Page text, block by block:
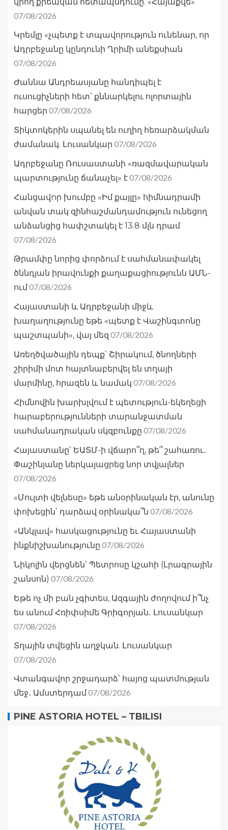
07/08/2026
Կրեմլը «չպետք է տպավորություն ունենար, որ
Ադրբեջանը կընդունի Ղրիմի անեքսիան
07/08/2026
Ժաննա Անդրեասյանը հանդիպել է
ուսուցիչների հետ՝ քննարկելու ոլորտային
հարցեր 07/08/2026
Տիկտոկերին սպանել են ուղիղ հեռարձակման
ժամանակ. Լուսանկար 07/08/2026
Ադրբեջանը Ռուսաստանի «ռազմավարական
պարտությունը ճանաչել» է07/08/2026
Հանցավnր խումբը «Իմ քայլը» հիմնադրամի
անվան տակ զինհաշմանդամություն ունեցող
անձանցից հափշտակել է 13.8 մլն դրամ
07/08/2026
Թրամփը նորից փորձում է սահմանափակել
ծննդյան իրավունքի քաղաքացիությունն ԱՄՆ-
ում07/08/2026
Հայաստանի և Ադրբեջանի միջև
խաղաղությունը եթե «պետք է Վաշինգտոնը
պաշտպանի», վայ մեզ 07/08/2026
Առեղծվածային դեպք՝ Շիրակում, ծնողների
շիրիմի մոտ հայտնաբերվել են տղայի
մարմինը, հրազեն և նամակ 07/08/2026
Հիմնովին խարխլվում է պետություն-եկեղեցի
հարաբերությունների տարանջատման
սահմանադրական սկզբունքը 07/08/2026
Հայաստանը՝ ԵԱՏՄ-ի վճարո՞ղ, թե՞ շահառու․
Փաշինյանը ներկայացրեց նոր տվյալներ
07/08/2026
«Մուլտի վելնեսը» եթե անօրինական էր, անունը
փոխեցին՝ դարձավ օրինակա՞ն 07/08/2026
«Անկլավ» հասկացությունը եւ Հայաստանի
ինքնիշխանությունը 07/08/2026
Նիկոլին վերցնեն՝ Պետրոսը կշահի (Լրագրային
շանսոն) 07/08/2026
Եթե ոչ մի բան չգիտես, Ազգային ժողովում ի՞նչ
ես անում Հռիփսիմե Գրիգորյան․ Լուսանկար
07/08/2026
Տղային տվեցին աղջկան. Լուսանկար
07/08/2026
Վտանգավոր շրջադարձ՝ հայոց պատմության
մեջ․ Ամստերդամ07/08/2026
PINE ASTORIA HOTEL – TBILISI